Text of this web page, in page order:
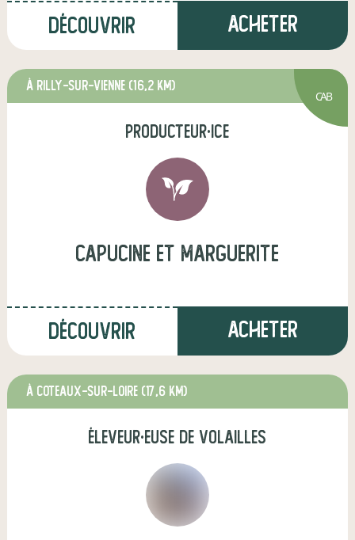
Découvrir Acheter
à Rilly-sur-Vienne (16,2 km)
CAB
producteur·ice
CAPUCINE ET MARGUERITE
Découvrir Acheter
à Coteaux-sur-Loire (17,6 km)
éleveur·euse de volailles